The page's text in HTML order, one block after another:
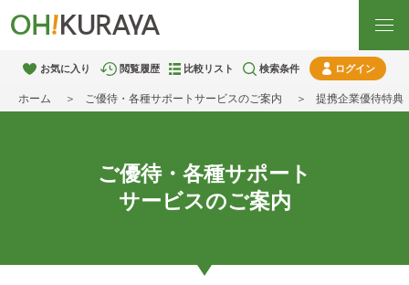
お気に入り 閲覧履歴 比較リスト 検索条件 ログイン
ホーム ご優待・各種サポートサービスのご案内 提携企業優待特典
ご優待・各種サポート
サービスのご案内